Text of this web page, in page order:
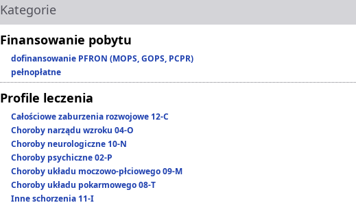
Kategorie
Finansowanie pobytu
dofinansowanie PFRON (MOPS, GOPS, PCPR)
pełnopłatne
Profile leczenia
Całościowe zaburzenia rozwojowe 12-C
Choroby narządu wzroku 04-O
Choroby neurologiczne 10-N
Choroby psychiczne 02-P
Choroby układu moczowo-płciowego 09-M
Choroby układu pokarmowego 08-T
Inne schorzenia 11-I